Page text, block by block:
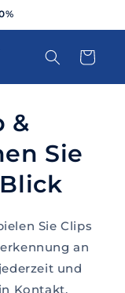
Warenkorb
&
Sie
Sie Clips
an
und
Kontakt.